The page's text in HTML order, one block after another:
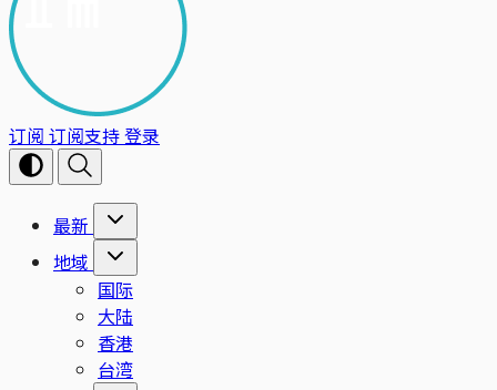
订阅 订阅支持登录
最新
地域
国际
大陆
香港
台湾